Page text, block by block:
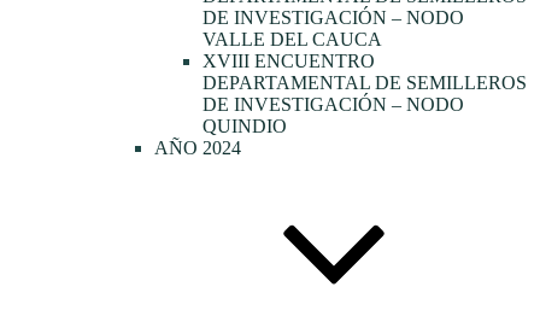
DE INVESTIGACIÓN – NODO
VALLE DEL CAUCA
XVIII ENCUENTRO
DEPARTAMENTAL DE SEMILLEROS
DE INVESTIGACIÓN – NODO
QUINDIO
AÑO 2024